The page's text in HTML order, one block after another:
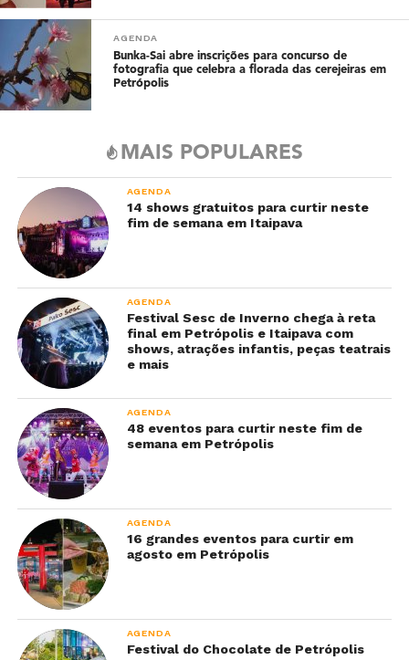
AGENDA
Bunka-Sai abre inscrições para concurso de
fotografia que celebra a florada das cerejeiras em
Petrópolis
MAIS POPULARES
AGENDA
14 shows gratuitos para curtir neste
fim de semana em Itaipava
AGENDA
Festival Sesc de Inverno chega à reta
final em Petrópolis e Itaipava com
shows, atrações infantis, peças teatrais
e mais
AGENDA
48 eventos para curtir neste fim de
semana em Petrópolis
AGENDA
16 grandes eventos para curtir em
agosto em Petrópolis
AGENDA
Festival do Chocolate de Petrópolis